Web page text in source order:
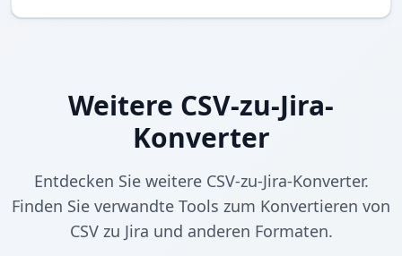
Weitere CSV-zu-Jira-
Konverter
Entdecken Sie weitere CSV-zu-Jira-Konverter.
Finden Sie verwandte Tools zum Konvertieren von
CSV zu Jira und anderen Formaten.